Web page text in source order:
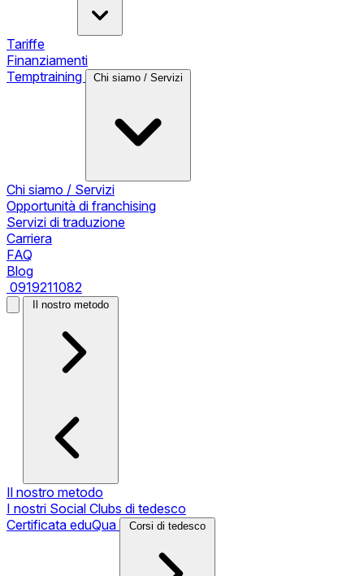
Tariffe
Finanziamenti
Temptraining
Chi siamo / Servizi
Chi siamo / Servizi
Opportunità di franchising
Servizi di traduzione
Carriera
FAQ
Blog
0919211082
Il nostro metodo
Il nostro metodo
I nostri Social Clubs di tedesco
Certificata eduQua
Corsi di tedesco